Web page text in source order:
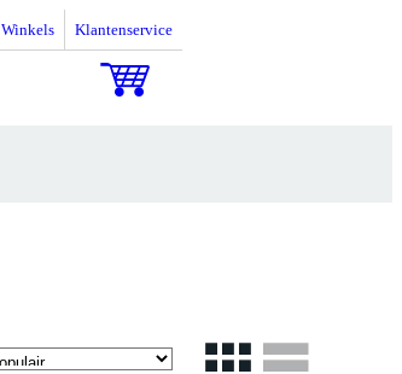
Winkels Klantenservice